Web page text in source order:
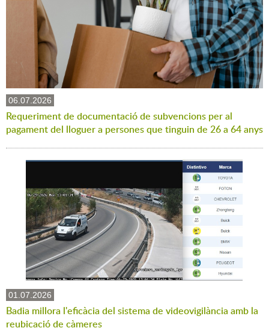
06.07.2026
Requeriment de documentació de subvencions per al
pagament del lloguer a persones que tinguin de 26 a 64 anys
01.07.2026
Badia millora l'eficàcia del sistema de videovigilància amb la
reubicació de càmeres